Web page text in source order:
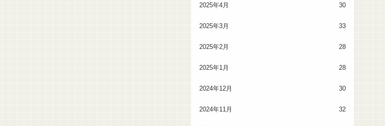
2025年4月 30
2025年3月 33
2025年2月 28
2025年1月 28
2024年12月 30
2024年11月 32